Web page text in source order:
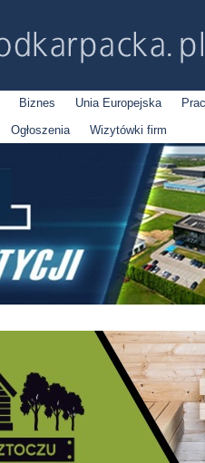
Biznes Unia Europejska
Ogłoszenia Wizytówki firm